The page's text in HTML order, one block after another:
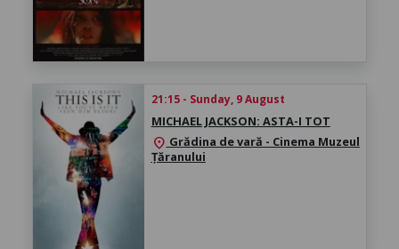
21:15 - Sunday, 9 August
MICHAEL JACKSON: ASTA-I TOT
location_on Grădina de vară - Cinema Muzeul
Țăranului